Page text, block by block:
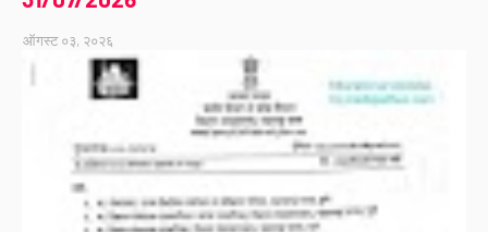
ऑगस्ट ०३, २०२६